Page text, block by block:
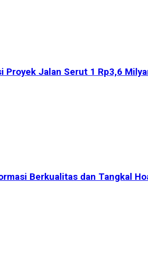
Jalan Serut 1 Rp3,6
Berkualitas dan Tangkal